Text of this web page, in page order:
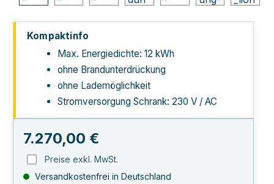
Kompaktinfo
Max. Energiedichte: 12 kWh
ohne Brandunterdrückung
ohne Lademöglichkeit
Stromversorgung Schrank: 230 V / AC
Regulärer Preis:
7.270,00 €
Preise exkl. MwSt.
Versandkostenfrei in Deutschland